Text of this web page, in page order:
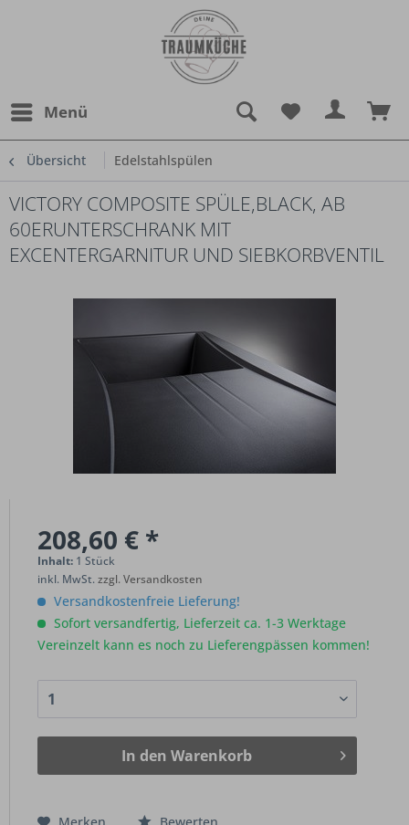
Menü
Übersicht Edelstahlspülen
VICTORY COMPOSITE SPÜLE,BLACK, AB
60ERUNTERSCHRANK MIT
EXCENTERGARNITUR UND SIEBKORBVENTIL
208,60 € *
Inhalt: 1 Stück
inkl. MwSt.zzgl. Versandkosten
Versandkostenfreie Lieferung!
Sofort versandfertig, Lieferzeit ca. 1-3 Werktage
Vereinzelt kann es noch zu Lieferengpässen kommen!
In den Warenkorb